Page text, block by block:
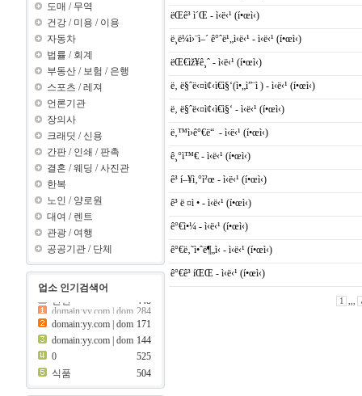
도매 / 무역
건강 / 미용 / 이용
자동차
법률 / 회계
부동산 / 보험 / 은행
스포츠 /레져
언론기관
장의사
크래딧 / 신용
간판 / 인쇄 / 판촉
결혼 /웨딩 /사진관
한복
노인 / 양로원
대여 / 렌트
관광 / 여행
공공기관 / 단체
업소 인기검색어
간판
448
간판
448
이용
448
domain:yy.com | dom
ain:y ???..
171
08
보험
441
domain:yy.com | dom
ain:z ???..
144
69
제과점
399
0 525
크래딧 399
식품 504
ëŒê³ ì´Œ - ì‹ë‹¹ (í•œì‹)
ë¸ë¼ì›¨ì–´ ê°ˆë¹„ì‹ë‹¹ - ì‹ë‹¹ (í•œì‹)
ëŒ€ìž¥ê¸ˆ - ì‹ë‹¹ (í•œì‹)
ë‚ ë§ˆë‹¤ì¢‹ì€ì§‘(ì•„ì”¨ì ) - ì‹ë‹¹ (í•œì‹)
ë‚ ë§ˆë‹¤ì¢‹ì€ì§‘ - ì‹ë‹¹ (í•œì‹)
ë‚™ì›ê°€ë“ - ì‹ë‹¹ (í•œì‹)
ê¸°ì™€ - ì‹ë‹¹ (í•œì‹)
ê³ í–¥ì‚°ì²œ - ì‹ë‹¹ (í•œì‹)
ê³ ë ¤ì • - ì‹ë‹¹ (í•œì‹)
ê°€ì•¼ - ì‹ë‹¹ (í•œì‹)
ê°€ë‚˜ì•ˆë¶„ì‹ - ì‹ë‹¹ (í•œì‹)
ê°€ê³ íŒŒ - ì‹ë‹¹ (í•œì‹)
1 ,,,